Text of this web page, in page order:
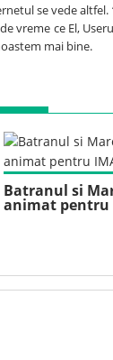
se vede
vreme ce El,
mai bine.
Batranul si
animat pentru